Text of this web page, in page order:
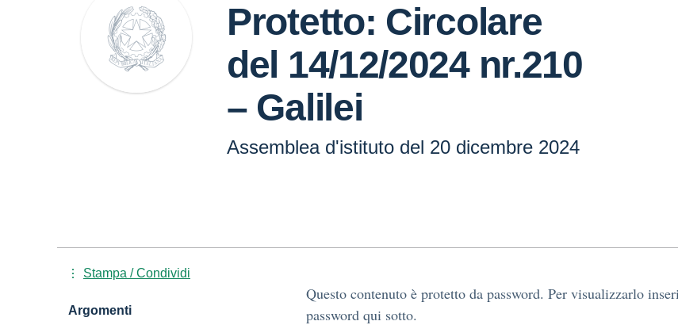
Protetto: Circolare
del 14/12/2024 nr.210
– Galilei
Assemblea d'istituto del 20 dicembre 2024
Questo contenuto è protetto da password. Per visualizzarlo
password qui sotto.
Stampa / Condividi
Argomenti